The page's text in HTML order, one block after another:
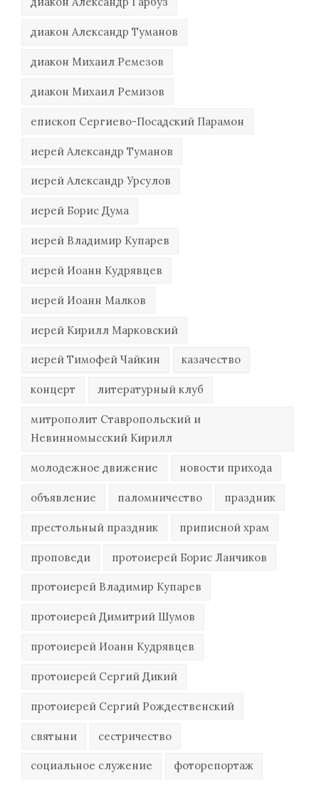
диакон Александр Туманов
диакон Михаил Ремезов
диакон Михаил Ремизов
епископ Сергиево-Посадский Парамон
иерей Александр Туманов
иерей Александр Урсулов
иерей Борис Дума
иерей Владимир Купарев
иерей Иоанн Кудрявцев
иерей Иоанн Малков
иерей Кирилл Марковский
иерей Тимофей Чайкин казачество
концерт литературный клуб
митрополит Ставропольский и
Невинномысский Кирилл
молодежное движение новости прихода
объявление паломничество праздник
престольный праздник приписной храм
проповеди протоиерей Борис Ланчиков
протоиерей Владимир Купарев
протоиерей Димитрий Шумов
протоиерей Иоанн Кудрявцев
протоиерей Сергий Дикий
протоиерей Сергий Рождественский
святыни сестричество
социальное служение фоторепортаж